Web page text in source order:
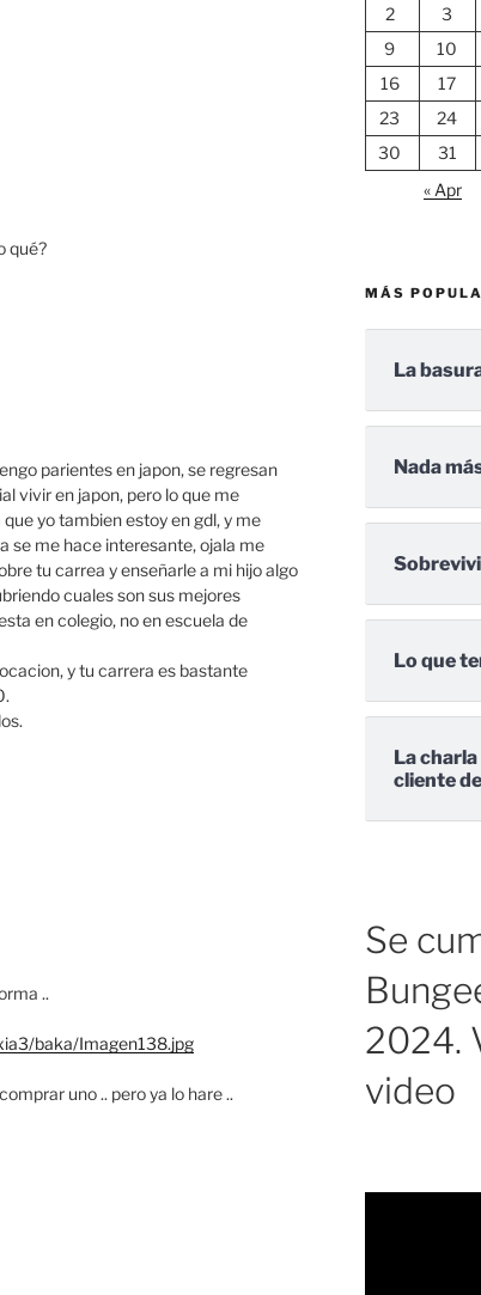
qué?
parientes en japon, se regresan
vivir en japon, pero lo que me
yo tambien estoy en gdl, y me
se me hace interesante, ojala me
tu carrea y enseñarle a mi hijo algo
cuales son sus mejores
en colegio, no en escuela de
y tu carrera es bastante
..
baka/Imagen138.jpg
uno .. pero ya lo hare ..
2
3
9
10
16
17
23
24
30
31
« Apr
MÁS
La
Nada
Lo que
La
cliente
Se
2024.
video